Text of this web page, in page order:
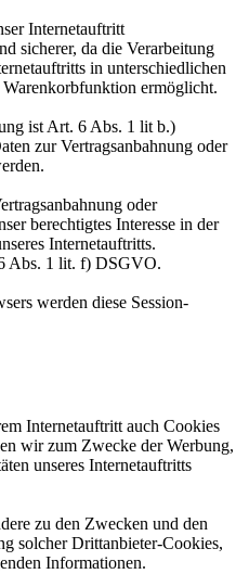
Internetauftritt
sicherer, da die Verarbeitung
in unterschiedlichen
Warenkorbfunktion ermöglicht.
ist Art. 6 Abs. 1 lit b.)
zur Vertragsanbahnung oder
oder
berechtigtes Interesse in der
Internetauftritts.
Abs. 1 lit. f) DSGVO.
werden diese Session-
Internetauftritt auch Cookies
wir zum Zwecke der Werbung,
unseres Internetauftritts
zu den Zwecken und den
solcher Drittanbieter-Cookies,
Informationen.